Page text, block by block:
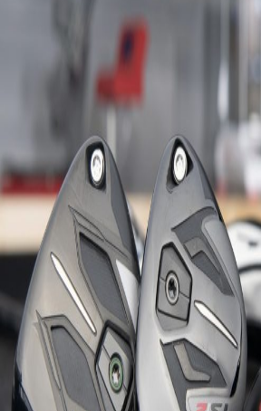
FAIRWAY WOODS フェアウェイウッド
ハイブリッド
PUTTERS パター
OTHER その他
Editor’s Picks 編集部のおすすめ
Our Team 私たちのチーム
Our Mission 私たちの使命
ABOUT US MyGolfSpyJapanとは？